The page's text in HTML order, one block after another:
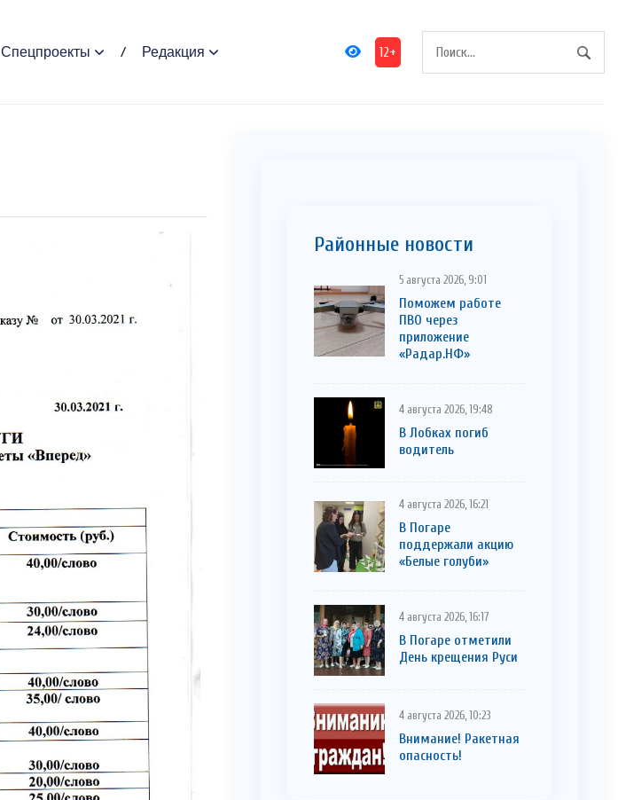
Спецпроекты Редакция 12+
Районные новости
5 августа 2026, 9:01
Поможем работе
ПВО через
приложение
«Радар.НФ»
4 августа 2026, 19:48
В Лобках погиб
водитель
4 августа 2026, 16:21
В Погаре
поддержали акцию
«Белые голуби»
4 августа 2026, 16:17
В Погаре отметили
День крещения Руси
4 августа 2026, 10:23
Внимание! Ракетная
опасность!